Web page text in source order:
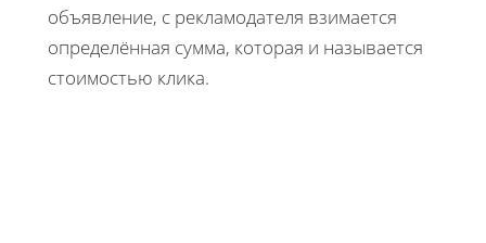
объявление, с рекламодателя взимается
определённая сумма, которая и называется
стоимостью клика.